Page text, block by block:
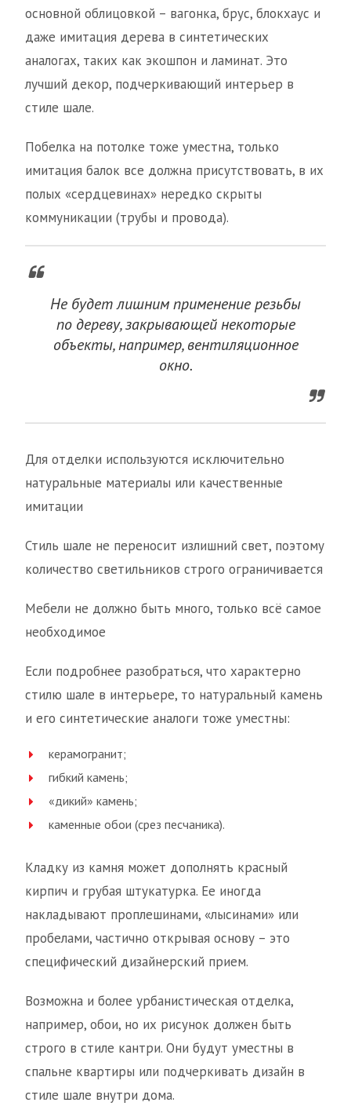
основной облицовкой – вагонка, брус, блокхаус и
даже имитация дерева в синтетических
аналогах, таких как экошпон и ламинат. Это
лучший декор, подчеркивающий интерьер в
стиле шале.
Побелка на потолке тоже уместна, только
имитация балок все должна присутствовать, в их
полых «сердцевинах» нередко скрыты
коммуникации (трубы и провода).
Не будет лишним применение резьбы
по дереву, закрывающей некоторые
объекты, например, вентиляционное
окно.
Для отделки используются исключительно
натуральные материалы или качественные
имитации
Стиль шале не переносит излишний свет, поэтому
количество светильников строго ограничивается
Мебели не должно быть много, только всё самое
необходимое
Если подробнее разобраться, что характерно
стилю шале в интерьере, то натуральный камень
и его синтетические аналоги тоже уместны:
керамогранит;
гибкий камень;
«дикий» камень;
каменные обои (срез песчаника).
Кладку из камня может дополнять красный
кирпич и грубая штукатурка. Ее иногда
накладывают проплешинами, «лысинами» или
пробелами, частично открывая основу – это
специфический дизайнерский прием.
Возможна и более урбанистическая отделка,
например, обои, но их рисунок должен быть
строго в стиле кантри. Они будут уместны в
спальне квартиры или подчеркивать дизайн в
стиле шале внутри дома.